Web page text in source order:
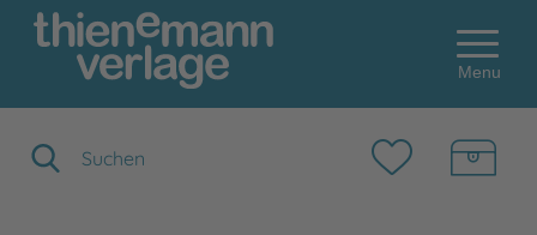
Menu